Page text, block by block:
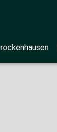
rockenhausen